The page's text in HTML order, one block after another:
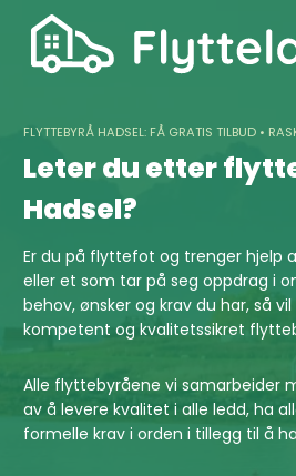
content
FLYTTEBYRÅ HADSEL: FÅ GRATIS TILBUD •
Leter du etter
Hadsel?
Er du på flyttefot og trenger hjelp
eller et som tar på seg oppdrag i
behov, ønsker og krav du har, så
kompetent og kvalitetssikret
Alle flyttebyråene vi samarbeider
av å levere kvalitet i alle ledd, ha
formelle krav i orden i tillegg til å